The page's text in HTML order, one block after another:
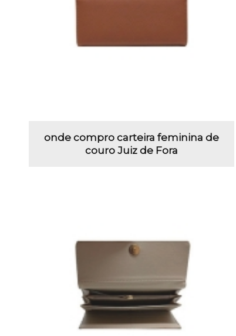
onde compro carteira feminina de
couro Juiz de Fora